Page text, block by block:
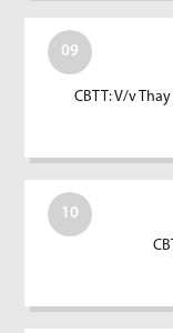
09
CBTT: V/v
10